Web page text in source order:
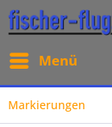
Menü
Markierungen